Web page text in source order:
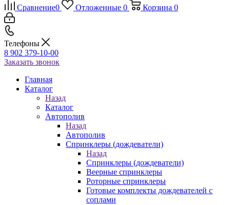
Сравнение0 Отложенные 0 Корзина 0
Телефоны
8 902 379-10-00
Заказать звонок
Главная
Каталог
Назад
Каталог
Автополив
Назад
Автополив
Спринклеры (дождеватели)
Назад
Спринклеры (дождеватели)
Веерные спринклеры
Роторные спринклеры
Готовые комплекты дождевателей с
соплами